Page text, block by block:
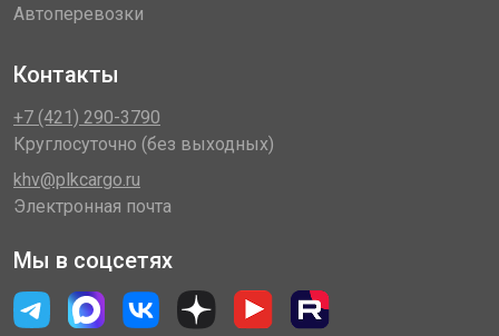
Автоперевозки
Контакты
+7 (421) 290-3790
Круглосуточно (без выходных)
khv@plkcargo.ru
Электронная почта
Мы в соцсетях